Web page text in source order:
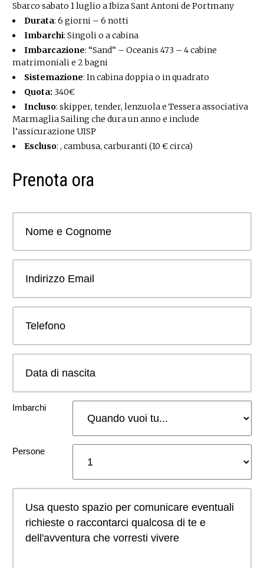
Sbarco sabato 1 luglio a Ibiza Sant Antoni de Portmany
Durata: 6 giorni – 6 notti
Imbarchi: Singoli o a cabina
Imbarcazione: “Sand” – Oceanis 473 – 4 cabine
matrimoniali e 2 bagni
Sistemazione: In cabina doppia o in quadrato
Quota: 340€
Incluso: skipper, tender, lenzuola e Tessera associativa
Marmaglia Sailing che dura un anno e include
l’assicurazione UISP
Escluso: , cambusa, carburanti (10 € circa)
Prenota ora
Imbarchi
Persone